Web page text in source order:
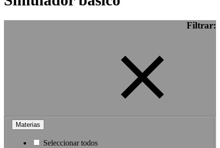
Filtrar:
Materias
Seleccionar todos